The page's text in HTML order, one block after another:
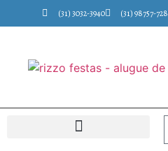
(31) 3032-3940 (31) 98757-